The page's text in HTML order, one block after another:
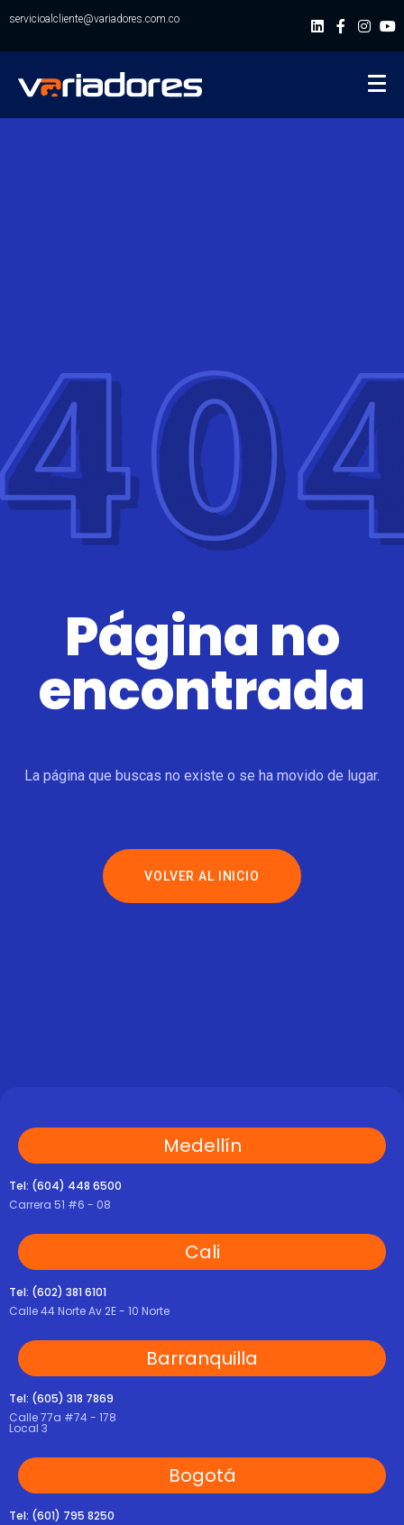
servicioalcliente@variadores.com.co
Página no
encontrada
La página que buscas no existe o se ha movido de lugar.
VOLVER AL INICIO
Medellín
Tel: (604) 448 6500
Carrera 51 #6 - 08
Cali
Tel: (602) 381 6101
Calle 44 Norte Av 2E - 10 Norte
Barranquilla
Tel: (605) 318 7869
Calle 77a #74 - 178
Local 3
Bogotá
Tel: (601) 795 8250